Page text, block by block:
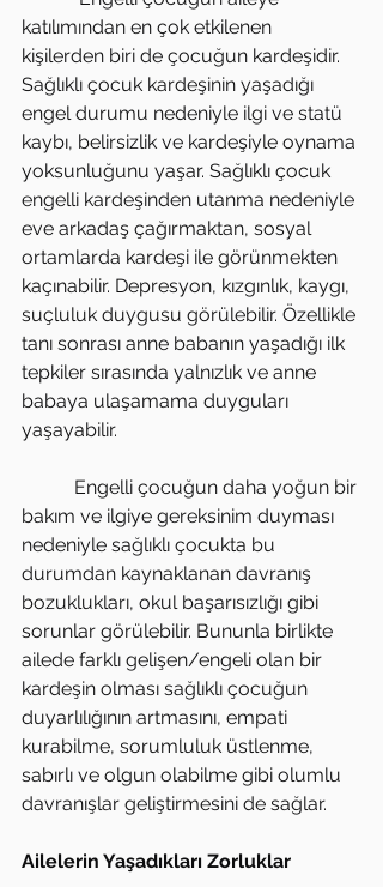
katılımından en çok etkilenen
kişilerden biri de çocuğun kardeşidir.
Sağlıklı çocuk kardeşinin yaşadığı
engel durumu nedeniyle ilgi ve statü
kaybı, belirsizlik ve kardeşiyle oynama
yoksunluğunu yaşar. Sağlıklı çocuk
engelli kardeşinden utanma nedeniyle
eve arkadaş çağırmaktan, sosyal
ortamlarda kardeşi ile görünmekten
kaçınabilir. Depresyon, kızgınlık, kaygı,
suçluluk duygusu görülebilir. Özellikle
tanı sonrası anne babanın yaşadığı ilk
tepkiler sırasında yalnızlık ve anne
babaya ulaşamama duyguları
yaşayabilir.
bakım ve ilgiye gereksinim duyması
nedeniyle sağlıklı çocukta bu
durumdan kaynaklanan davranış
bozuklukları, okul başarısızlığı gibi
sorunlar görülebilir. Bununla birlikte
ailede farklı gelişen/engeli olan bir
kardeşin olması sağlıklı çocuğun
duyarlılığının artmasını, empati
kurabilme, sorumluluk üstlenme,
sabırlı ve olgun olabilme gibi olumlu
davranışlar geliştirmesini de sağlar.
Ailelerin Yaşadıkları Zorluklar